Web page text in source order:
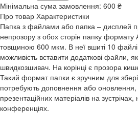
Мінімальна сума замовлення: 600 ₴
Про товар Характеристики
Папка з файлами або папка – дисплей
непрозору з обох сторін папку формату
товщиною 600 мкм. В неї вшиті 10
можливість вставити додаткові файли,
швидкозшивач. На корінці є прозора
Такий формат папки є зручним для
потребують доповнення або
презентаційних матеріалів на
конференціях.